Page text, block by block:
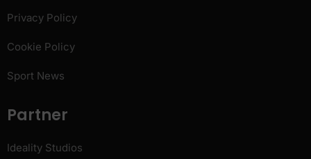
Privacy Policy
Cookie Policy
Sport News
Partner
Ideality Studios